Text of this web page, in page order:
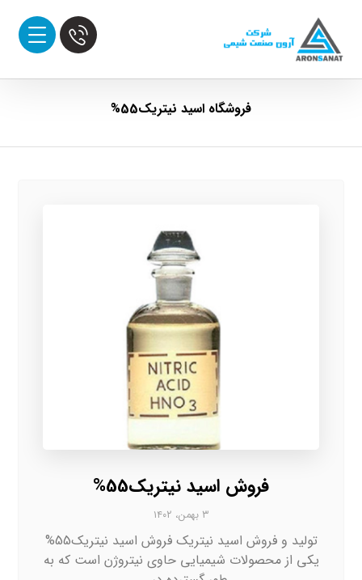
فروشگاه اسید نیتریک55%
فروش اسید نیتریک55%
۳ بهمن، ۱۴۰۲
تولید و فروش اسید نیتریک فروش اسید نیتریک55%
یکی از محصولات شیمیایی حاوی نیتروژن است که به